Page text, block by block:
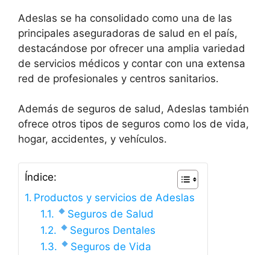
Adeslas se ha consolidado como una de las
principales aseguradoras de salud en el país,
destacándose por ofrecer una amplia variedad
de servicios médicos y contar con una extensa
red de profesionales y centros sanitarios.
Además de seguros de salud, Adeslas también
ofrece otros tipos de seguros como los de vida,
hogar, accidentes, y vehículos.
Índice:
Productos y servicios de Adeslas
Seguros de Salud
Seguros Dentales
Seguros de Vida